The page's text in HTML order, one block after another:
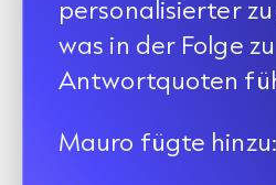
personalisierter
was in der Folge
Antwortquoten
Mauro fügte hinzu: